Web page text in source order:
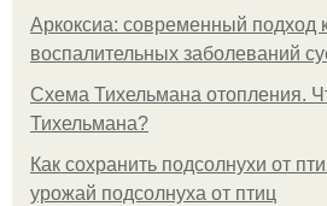
Аркоксиа: современный подход
воспалительных заболеваний
Схема Тихельмана отопления.
Тихельмана?
Как сохранить подсолнухи от
урожай подсолнуха от птиц